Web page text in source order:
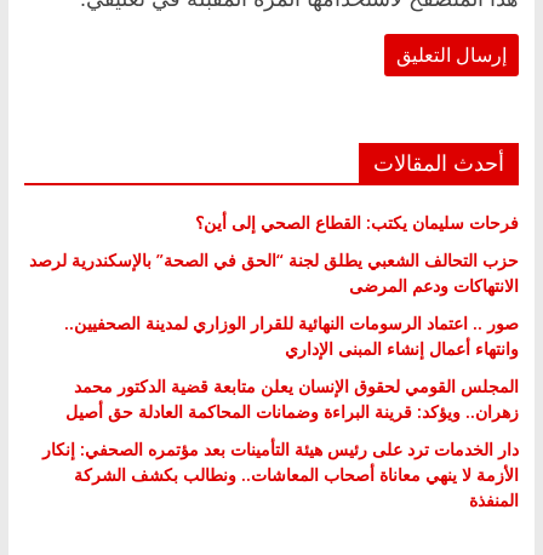
أحدث المقالات
فرحات سليمان يكتب: القطاع الصحي إلى أين؟
حزب التحالف الشعبي يطلق لجنة “الحق في الصحة” بالإسكندرية لرصد
الانتهاكات ودعم المرضى
صور .. اعتماد الرسومات النهائية للقرار الوزاري لمدينة الصحفيين..
وانتهاء أعمال إنشاء المبنى الإداري
المجلس القومي لحقوق الإنسان يعلن متابعة قضية الدكتور محمد
زهران.. ويؤكد: قرينة البراءة وضمانات المحاكمة العادلة حق أصيل
دار الخدمات ترد على رئيس هيئة التأمينات بعد مؤتمره الصحفي: إنكار
الأزمة لا ينهي معاناة أصحاب المعاشات.. ونطالب بكشف الشركة
المنفذة